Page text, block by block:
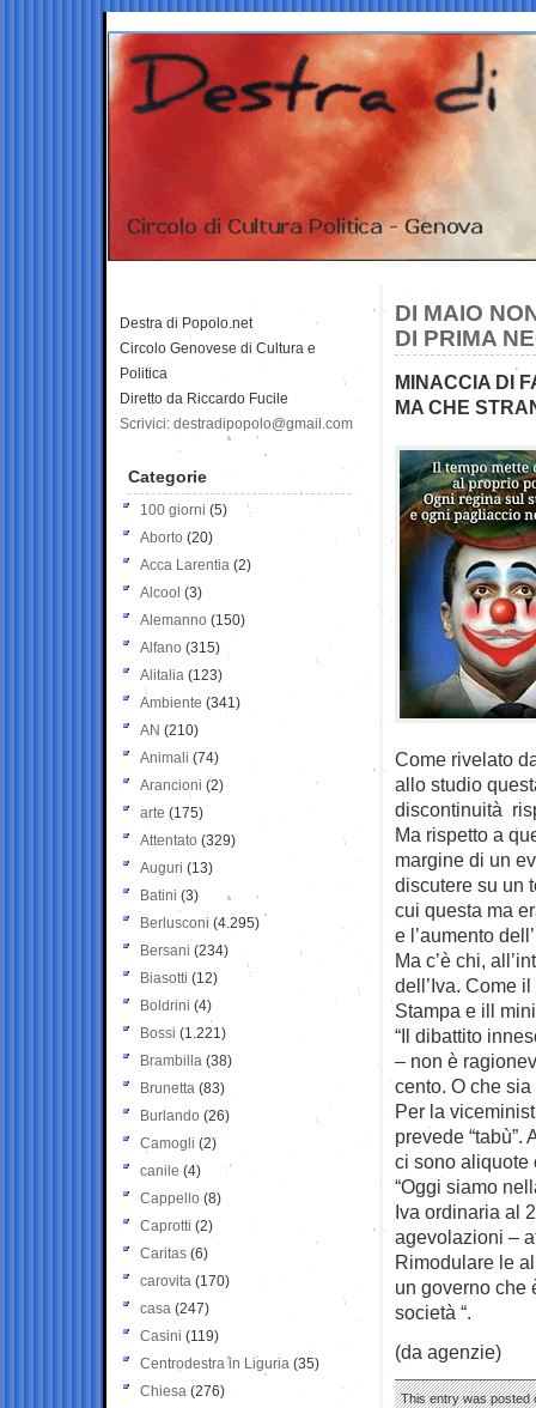
DI MAIO
DI PRIMA
MINACCIA DI
MA CHE
Come rivelato
allo studio
discontinuità
Ma rispetto a
margine di un
discutere su un
cui questa ma
e l’aumento
Ma c’è chi,
dell’Iva. Come
Stampa e ill
“Il dibattito
– non è
cento. O che
Per la
prevede
ci sono aliquote
“Oggi siamo
Iva ordinaria al
agevolazioni –
Rimodulare le
un governo che
società “.
(da agenzie)
This entry was posted
Destra di Popolo.net
Circolo Genovese di Cultura e
Politica
Diretto da Riccardo Fucile
Scrivici: destradipopolo@gmail.com
Categorie
100 giorni (5)
Aborto (20)
Acca Larentia (2)
Alcool (3)
Alemanno (150)
Alfano (315)
Alitalia (123)
Ambiente (341)
AN (210)
Animali (74)
Arancioni (2)
arte (175)
Attentato (329)
Auguri (13)
Batini (3)
Berlusconi (4.295)
Bersani (234)
Biasotti (12)
Boldrini (4)
Bossi (1.221)
Brambilla (38)
Brunetta (83)
Burlando (26)
Camogli (2)
canile (4)
Cappello (8)
Caprotti (2)
Caritas (6)
carovita (170)
casa (247)
Casini (119)
Centrodestra in Liguria (35)
Chiesa (276)